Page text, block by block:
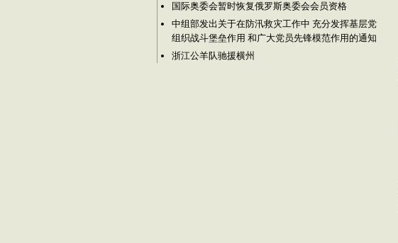
国际奥委会暂时恢复俄罗斯奥委会会员资格
中组部发出关于在防汛救灾工作中 充分发挥基层党
组织战斗堡垒作用 和广大党员先锋模范作用的通知
浙江公羊队驰援横州